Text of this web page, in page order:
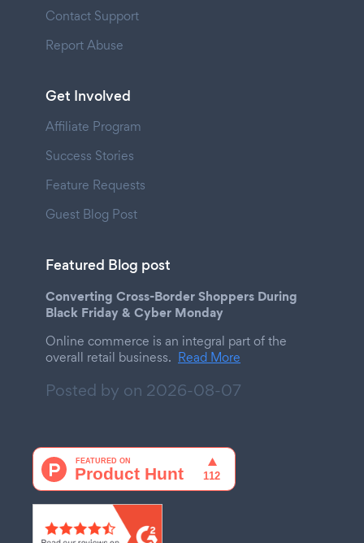
Contact Support
Report Abuse
Get Involved
Affiliate Program
Success Stories
Feature Requests
Guest Blog Post
Featured Blog post
Converting Cross-Border Shoppers During
Black Friday & Cyber Monday
Online commerce is an integral part of the
overall retail business. Read More
Posted by on 2026-08-07